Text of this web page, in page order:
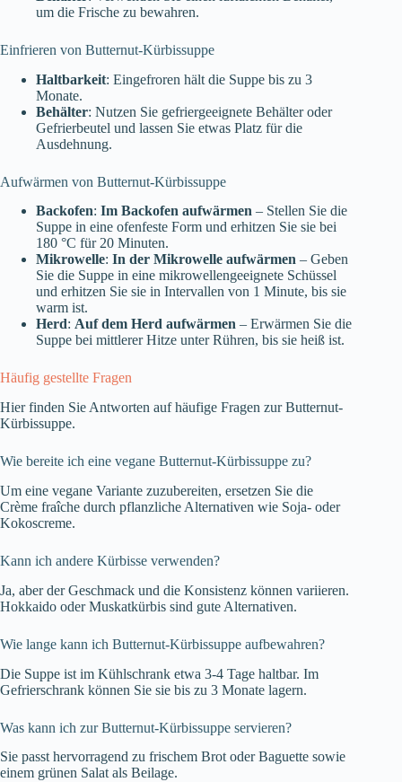
um die Frische zu bewahren.
Einfrieren von Butternut-Kürbissuppe
Haltbarkeit: Eingefroren hält die Suppe bis zu 3
Monate.
Behälter: Nutzen Sie gefriergeeignete Behälter oder
Gefrierbeutel und lassen Sie etwas Platz für die
Ausdehnung.
Aufwärmen von Butternut-Kürbissuppe
Backofen: Im Backofen aufwärmen – Stellen Sie die
Suppe in eine ofenfeste Form und erhitzen Sie sie bei
180 °C für 20 Minuten.
Mikrowelle: In der Mikrowelle aufwärmen – Geben
Sie die Suppe in eine mikrowellengeeignete Schüssel
und erhitzen Sie sie in Intervallen von 1 Minute, bis sie
warm ist.
Herd: Auf dem Herd aufwärmen – Erwärmen Sie die
Suppe bei mittlerer Hitze unter Rühren, bis sie heiß ist.
Häufig gestellte Fragen
Hier finden Sie Antworten auf häufige Fragen zur Butternut-
Kürbissuppe.
Wie bereite ich eine vegane Butternut-Kürbissuppe zu?
Um eine vegane Variante zuzubereiten, ersetzen Sie die
Crème fraîche durch pflanzliche Alternativen wie Soja- oder
Kokoscreme.
Kann ich andere Kürbisse verwenden?
Ja, aber der Geschmack und die Konsistenz können variieren.
Hokkaido oder Muskatkürbis sind gute Alternativen.
Wie lange kann ich Butternut-Kürbissuppe aufbewahren?
Die Suppe ist im Kühlschrank etwa 3-4 Tage haltbar. Im
Gefrierschrank können Sie sie bis zu 3 Monate lagern.
Was kann ich zur Butternut-Kürbissuppe servieren?
Sie passt hervorragend zu frischem Brot oder Baguette sowie
einem grünen Salat als Beilage.